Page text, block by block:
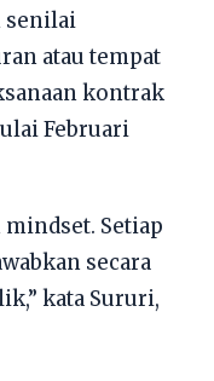
senilai
atau tempat
kontrak
Februari
Setiap
secara
kata Sururi,